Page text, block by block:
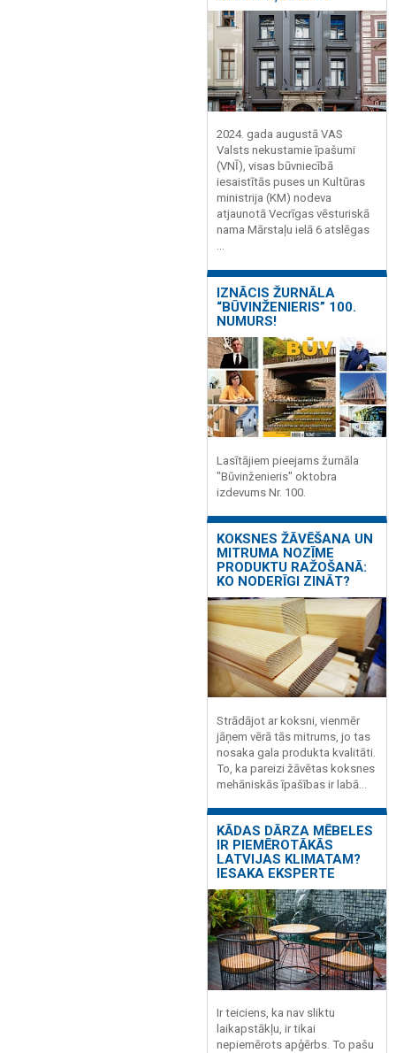
2024. gada augustā VAS
Valsts nekustamie īpašumi
(VNĪ), visas būvniecībā
iesaistītās puses un Kultūras
ministrija (KM) nodeva
atjaunotā Vecrīgas vēsturiskā
nama Mārstaļu ielā 6 atslēgas
...
IZNĀCIS ŽURNĀLA
“BŪVINŽENIERIS” 100.
NUMURS!
Lasītājiem pieejams žurnāla
"Būvinženieris" oktobra
izdevums Nr. 100.
KOKSNES ŽĀVĒŠANA UN
MITRUMA NOZĪME
PRODUKTU RAŽOŠANĀ:
KO NODERĪGI ZINĀT?
Strādājot ar koksni, vienmēr
jāņem vērā tās mitrums, jo tas
nosaka gala produkta kvalitāti.
To, ka pareizi žāvētas koksnes
mehāniskās īpašības ir labā...
KĀDAS DĀRZA MĒBELES
IR PIEMĒROTĀKĀS
LATVIJAS KLIMATAM?
IESAKA EKSPERTE
Ir teiciens, ka nav sliktu
laikapstākļu, ir tikai
nepiemērots apģērbs. To pašu